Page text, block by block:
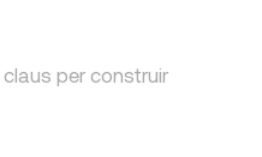
per construir